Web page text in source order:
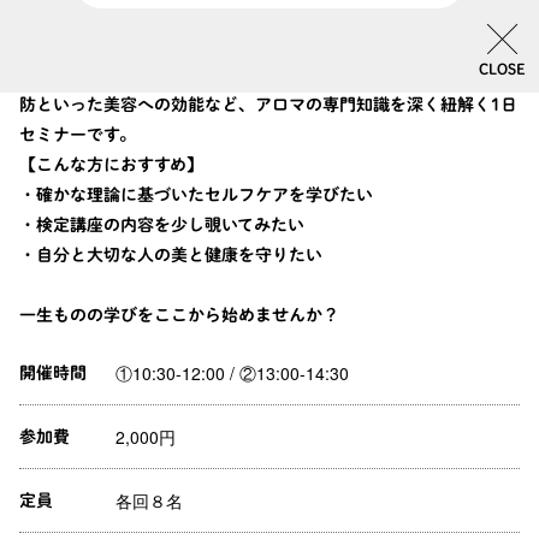
CLOSE
社会問題でもある認知症予防へのアプローチや、シワ・たるみ予
防といった美容への効能など、アロマの専門知識を深く紐解く1日
セミナーです。
【こんな方におすすめ】
・確かな理論に基づいたセルフケアを学びたい
・検定講座の内容を少し覗いてみたい
・自分と大切な人の美と健康を守りたい
一生ものの学びをここから始めませんか？
開催時間 ①10:30-12:00 / ②13:00-14:30
参加費 2,000円
定員 各回８名